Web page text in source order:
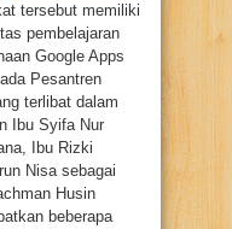
tersebut memiliki
pembelajaran
Google Apps
Pesantren
terlibat dalam
Ibu Syifa Nur
Ibu Rizki
Nisa sebagai
Husin
beberapa